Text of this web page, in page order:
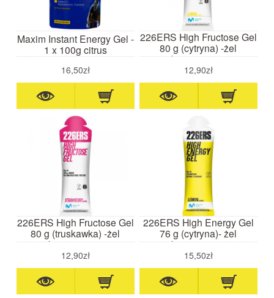
Maxim Instant Energy Gel -
1 x 100g citrus
16,50zł
226ERS High Fructose Gel
80 g (cytryna) -żel
wysokoenergetyczny z
sodem
12,90zł
226ERS High Fructose Gel
80 g (truskawka) -żel
wysokoenergetyczny z
sodem
12,90zł
226ERS High Energy Gel
76 g (cytryna)- żel
wysokoenergetyczny z
cyklodekstryną
15,50zł